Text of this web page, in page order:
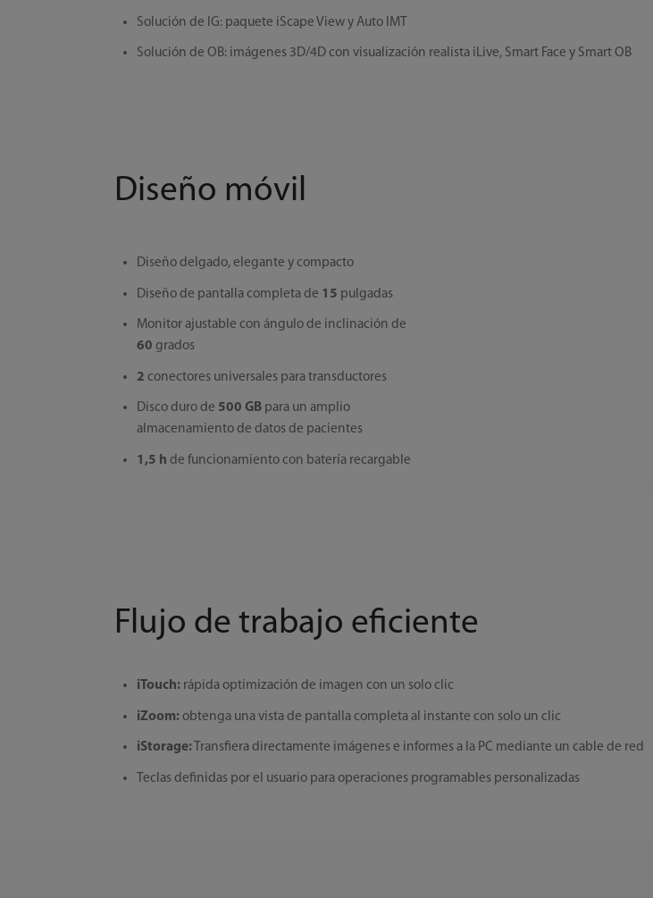
Solución de IG: paquete iScape View y Auto IMT
Solución de OB: imágenes 3D/4D con visualización realista iLive, Smart Face y Smart OB
Diseño móvil
Diseño delgado, elegante y compacto
Diseño de pantalla completa de 15 pulgadas
Monitor ajustable con ángulo de inclinación de
60 grados
2 conectores universales para transductores
Disco duro de 500 GB para un amplio
almacenamiento de datos de pacientes
1,5 h de funcionamiento con batería recargable
Flujo de trabajo eficiente
iTouch: rápida optimización de imagen con un solo clic
iZoom:obtenga una vista de pantalla completa al instante con solo un clic
iStorage: Transfiera directamente imágenes e informes a la PC mediante un cable de red
Teclas definidas por el usuario para operaciones programables personalizadas